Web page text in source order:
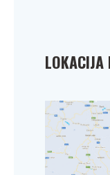
LOKACIJA